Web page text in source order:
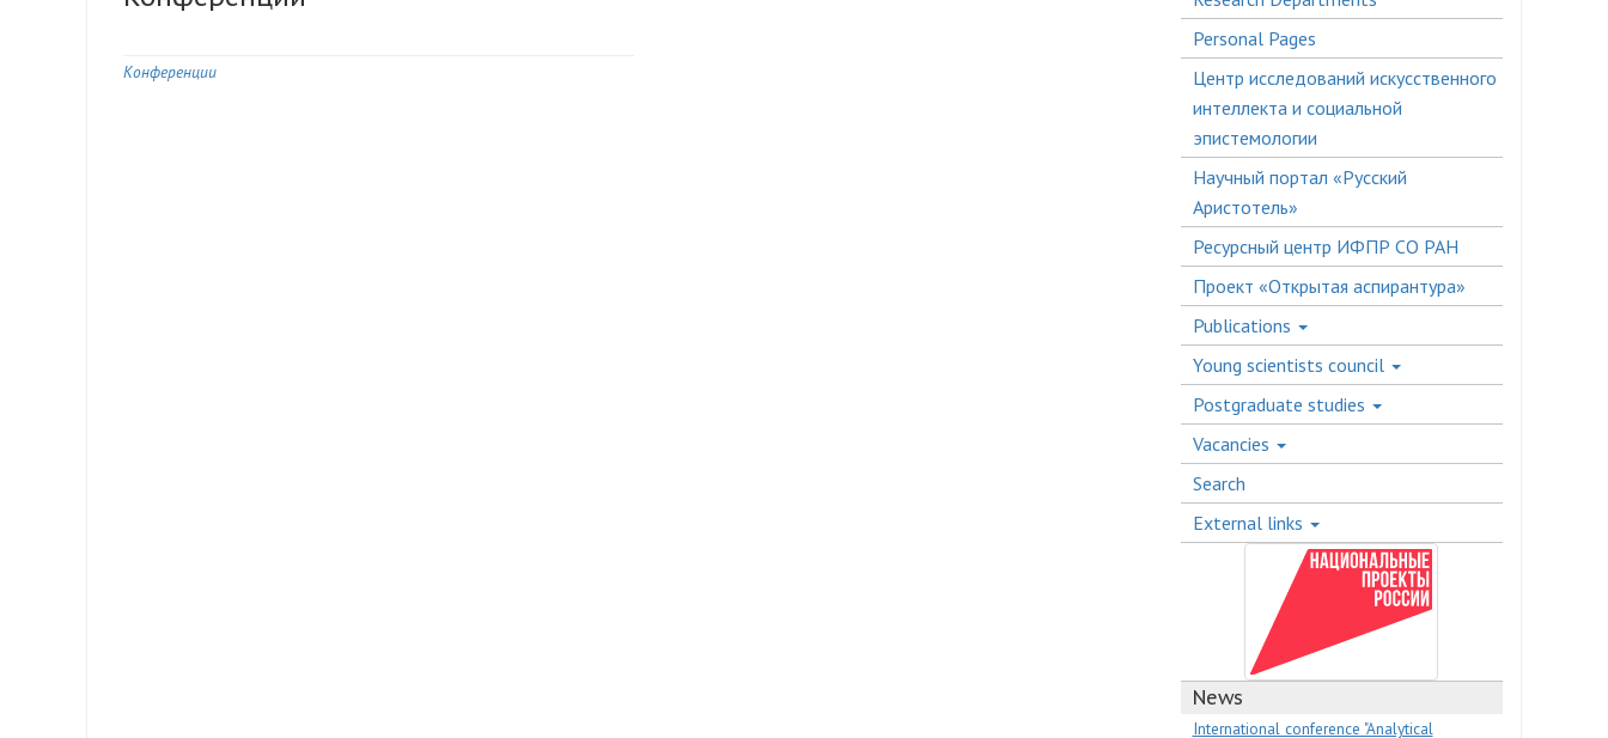
Конференции
меню
Personal Pages
Центр исследований искусственного
интеллекта и социальной
эпистемологии
Научный портал «Русский
Аристотель»
Ресурсный центр ИФПР СО РАН
Проект «Открытая аспирантура»
Publications
Young scientists council
Postgraduate studies
Vacancies
Search
External links
News
International conference "Analytical